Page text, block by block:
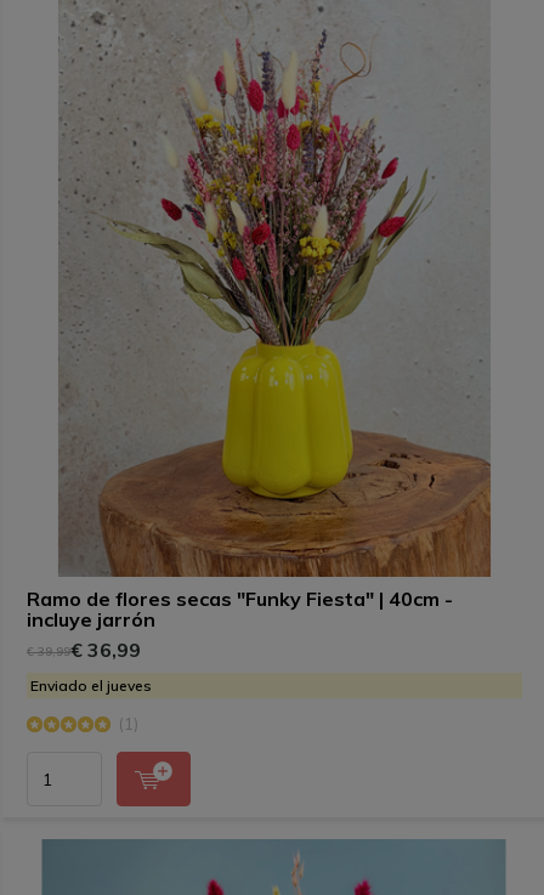
Ramo de flores secas "Funky Fiesta" | 40cm -
incluye jarrón
€ 39,99€ 36,99
Enviado el jueves
(1)